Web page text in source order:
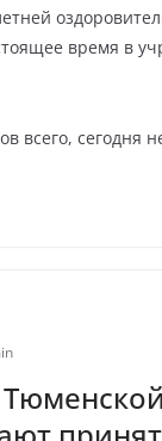
время в
всего, сегодня